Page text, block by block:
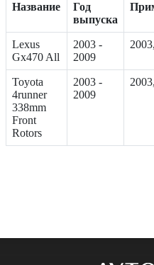
Название
Год
выпуска
Lexus
Gx470 All
2003 -
2009
Toyota
4runner
338mm
Front
Rotors
2003 -
2009